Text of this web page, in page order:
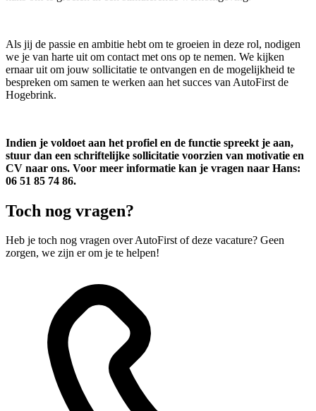
Als jij de passie en ambitie hebt om te groeien in deze rol, nodigen
we je van harte uit om contact met ons op te nemen. We kijken
ernaar uit om jouw sollicitatie te ontvangen en de mogelijkheid te
bespreken om samen te werken aan het succes van AutoFirst de
Hogebrink.
Indien je voldoet aan het profiel en de functie spreekt je aan,
stuur dan een schriftelijke sollicitatie voorzien van motivatie en
CV naar ons. Voor meer informatie kan je vragen naar Hans:
06 51 85 74 86.
Toch nog vragen?
Heb je toch nog vragen over AutoFirst of deze vacature? Geen
zorgen, we zijn er om je te helpen!